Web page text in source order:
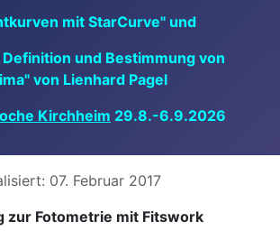
mit StarCurve" und
und Bestimmung von
von Lienhard Pagel
Kirchheim 29.8.-6.9.2026
07. Februar 2017
zur Fotometrie mit Fitswork